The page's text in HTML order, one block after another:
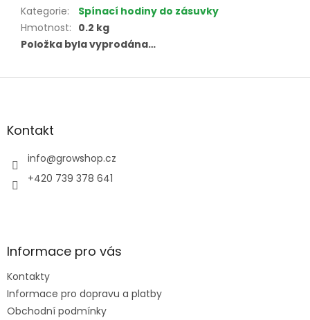
Kategorie:
Spínací hodiny do zásuvky
Hmotnost: 0.2 kg
Položka byla vyprodána…
Z
aKontakt
info@growshop.cz
+420 739 378 641
Informace pro vás
Kontakty
Informace pro dopravu a platby
Obchodní podmínky